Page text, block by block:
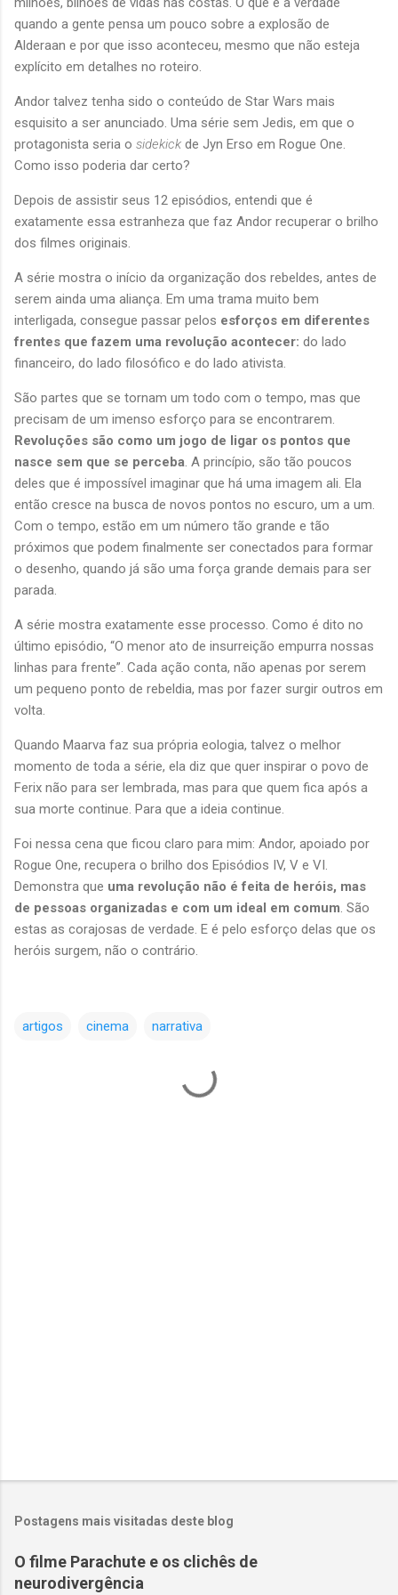
quando a gente pensa um pouco sobre a explosão de
Alderaan e por que isso aconteceu, mesmo que não esteja
explícito em detalhes no roteiro.
Andor talvez tenha sido o conteúdo de Star Wars mais
esquisito a ser anunciado. Uma série sem Jedis, em que o
protagonista seria o sidekick de Jyn Erso em Rogue One.
Como isso poderia dar certo?
Depois de assistir seus 12 episódios, entendi que é
exatamente essa estranheza que faz Andor recuperar o brilho
dos filmes originais.
A série mostra o início da organização dos rebeldes, antes de
serem ainda uma aliança. Em uma trama muito bem
interligada, consegue passar pelos esforços em diferentes
frentes que fazem uma revolução acontecer: do lado
financeiro, do lado filosófico e do lado ativista.
São partes que se tornam um todo com o tempo, mas que
precisam de um imenso esforço para se encontrarem.
Revoluções são como um jogo de ligar os pontos que
nasce sem que se perceba. A princípio, são tão poucos
deles que é impossível imaginar que há uma imagem ali. Ela
então cresce na busca de novos pontos no escuro, um a um.
Com o tempo, estão em um número tão grande e tão
próximos que podem finalmente ser conectados para formar
o desenho, quando já são uma força grande demais para ser
parada.
A série mostra exatamente esse processo. Como é dito no
último episódio, “O menor ato de insurreição empurra nossas
linhas para frente”. Cada ação conta, não apenas por serem
um pequeno ponto de rebeldia, mas por fazer surgir outros em
volta.
Quando Maarva faz sua própria eologia, talvez o melhor
momento de toda a série, ela diz que quer inspirar o povo de
Ferix não para ser lembrada, mas para que quem fica após a
sua morte continue. Para que a ideia continue.
Foi nessa cena que ficou claro para mim: Andor, apoiado por
Rogue One, recupera o brilho dos Episódios IV, V e VI.
Demonstra que uma revolução não é feita de heróis, mas
de pessoas organizadas e com um ideal em comum. São
estas as corajosas de verdade. E é pelo esforço delas que os
heróis surgem, não o contrário.
artigos cinema narrativa
Postagens mais visitadas deste blog
O filme Parachute e os clichês de
neurodivergência